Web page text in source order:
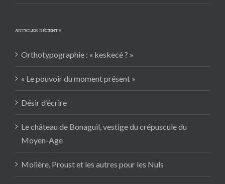
ARTICLES RÉCENTS
Orthotypographie : « keskecé ? »
« Le pouvoir du moment présent »
Désir d’écrire
Le château de Bonaguil, vestige du crépuscule du
Moyen-Age
Molière, Proust et les autres pour les Nuls